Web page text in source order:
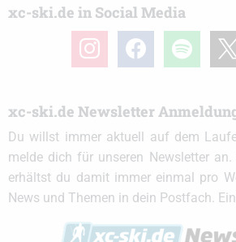
xc-ski.de in Social Media
instagramfacebook spotify
xc-ski.de Newsletter
Du willst immer aktuell auf dem
melde dich für unseren Newsletter
erhältst du damit immer einmal pro
News und Themen in dein Postfach.